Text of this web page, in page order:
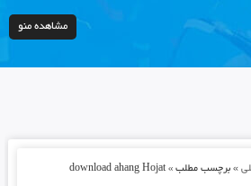
مشاهده منو
» برچسب مطلب » download ahang Hojat